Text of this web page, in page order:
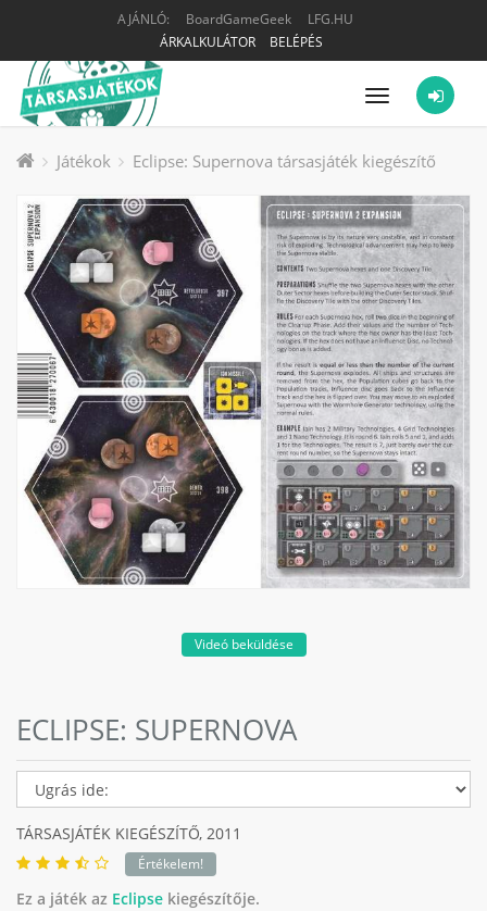
AJÁNLÓ: BoardGameGeek
LFG.HU
ÁRKALKULÁTOR
BELÉPÉS
Menü
Játékok Eclipse: Supernova társasjáték kiegészítő
Videó beküldése
ECLIPSE: SUPERNOVA
TÁRSASJÁTÉK KIEGÉSZÍTŐ, 2011
Értékelem!
Ez a játék az Eclipse kiegészítője.